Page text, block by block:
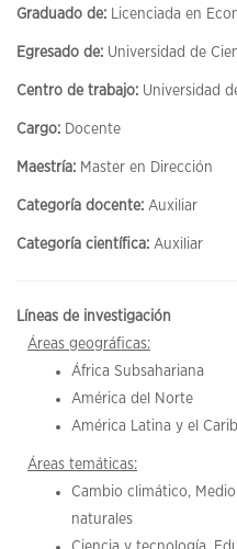
Graduado de: Licenciada en
Egresado de: Universidad de
Centro de trabajo: Universidad
Cargo: Docente
Maestría: Master en Dirección
Categoría docente: Auxiliar
Categoría científica: Auxiliar
Líneas de investigación
Áreas geográficas:
África Subsahariana
América del Norte
América Latina y el
Áreas temáticas:
Cambio climático,
naturales